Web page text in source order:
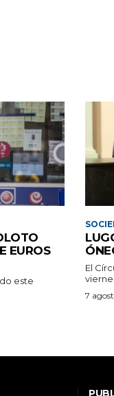
EUROS
este
El
7